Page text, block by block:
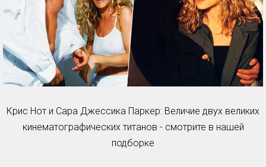
Крис Нот и Сара Джессика Паркер: Величие двух великих
кинематографических титанов - смотрите в нашей
подборке